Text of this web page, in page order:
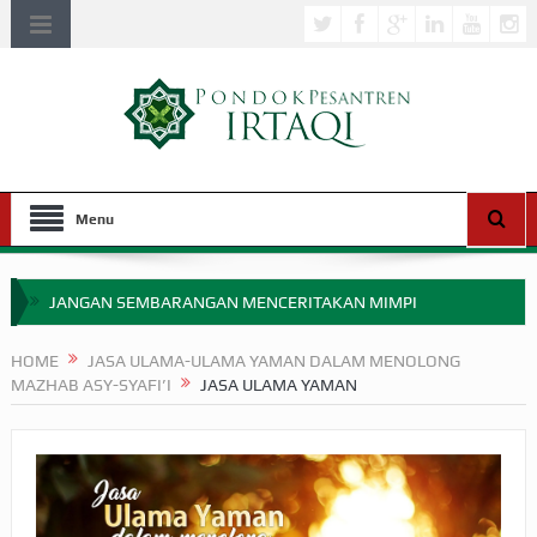
Menu
JANGAN SEMBARANGAN MENCERITAKAN MIMPI
MIMPI YANG DIABAIKAN MENJELANG PERANG BADAR
SEBELUM TIBA SAAT WAJIB?
HAKIKAT NIKMAT DI DUNIA!
HOME
JASA ULAMA-ULAMA YAMAN DALAM MENOLONG
MAZHAB ASY-SYAFI’I
JASA ULAMA YAMAN